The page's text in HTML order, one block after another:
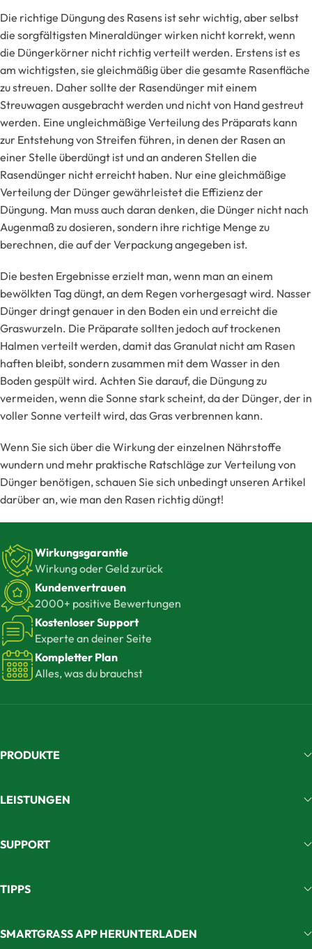
Die richtige Düngung des Rasens ist sehr wichtig, aber selbst
die sorgfältigsten Mineraldünger wirken nicht korrekt, wenn
die Düngerkörner nicht richtig verteilt werden. Erstens ist es
am wichtigsten, sie gleichmäßig über die gesamte Rasenfläche
zu streuen. Daher sollte der Rasendünger mit einem
Streuwagen ausgebracht werden und nicht von Hand gestreut
werden. Eine ungleichmäßige Verteilung des Präparats kann
zur Entstehung von Streifen führen, in denen der Rasen an
einer Stelle überdüngt ist und an anderen Stellen die
Rasendünger nicht erreicht haben. Nur eine gleichmäßige
Verteilung der Dünger gewährleistet die Effizienz der
Düngung. Man muss auch daran denken, die Dünger nicht nach
Augenmaß zu dosieren, sondern ihre richtige Menge zu
berechnen, die auf der Verpackung angegeben ist.
Die besten Ergebnisse erzielt man, wenn man an einem
bewölkten Tag düngt, an dem Regen vorhergesagt wird. Nasser
Dünger dringt genauer in den Boden ein und erreicht die
Graswurzeln. Die Präparate sollten jedoch auf trockenen
Halmen verteilt werden, damit das Granulat nicht am Rasen
haften bleibt, sondern zusammen mit dem Wasser in den
Boden gespült wird. Achten Sie darauf, die Düngung zu
vermeiden, wenn die Sonne stark scheint, da der Dünger, der in
voller Sonne verteilt wird, das Gras verbrennen kann.
Wenn Sie sich über die Wirkung der einzelnen Nährstoffe
wundern und mehr praktische Ratschläge zur Verteilung von
Dünger benötigen, schauen Sie sich unbedingt unseren Artikel
darüber an, wie man den Rasen richtig düngt!
Wirkungsgarantie
Wirkung oder Geld zurück
Kundenvertrauen
2000+ positive Bewertungen
Kostenloser Support
Experte an deiner Seite
Kompletter Plan
Alles, was du brauchst
PRODUKTE
LEISTUNGEN
SUPPORT
TIPPS
SMARTGRASS APP HERUNTERLADEN